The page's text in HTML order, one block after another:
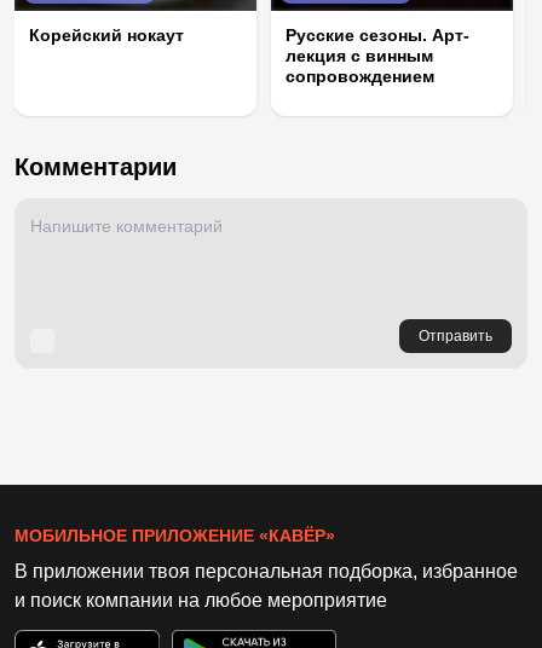
Корейский нокаут
Русские сезоны. Арт-
лекция с винным
сопровождением
Комментарии
Отправить
МОБИЛЬНОЕ ПРИЛОЖЕНИЕ «КАВЁР»
В приложении твоя персональная подборка, избранное
и поиск компании на любое мероприятие